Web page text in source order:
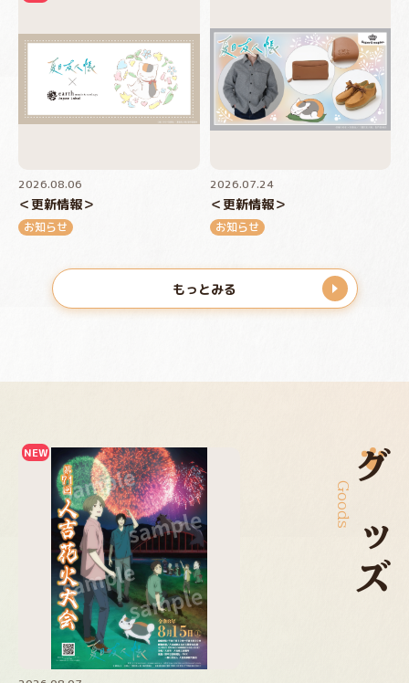
2026.08.06
＜更新情報＞
お知らせ
2026.07.24
＜更新情報＞
お知らせ
もっとみる
Goods グッズ